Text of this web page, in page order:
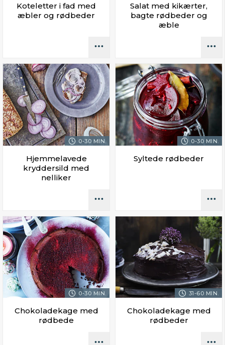
Koteletter i fad med
æbler og rødbeder
Salat med kikærter,
bagte rødbeder og
æble
0-30 MIN.
Hjemmelavede
kryddersild med
nelliker
0-30 MIN.
Syltede rødbeder
0-30 MIN.
Chokoladekage med
rødbede
31-60 MIN.
Chokoladekage med
rødbeder